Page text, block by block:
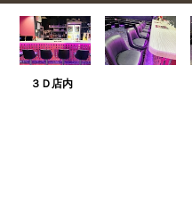
３Ｄ店内